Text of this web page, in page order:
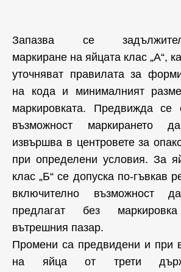
Запазва се
маркиране на яйцата клас „А“,
уточняват правилата за
на кода и минималният
маркировката. Предвижда се
възможност маркирането
извършва в центровете за
при определени условия. За
клас „Б“ се допуска по-гъвкав
включително възможност
предлагат без
вътрешния пазар.
Промени са предвидени и при
на яйца от трети